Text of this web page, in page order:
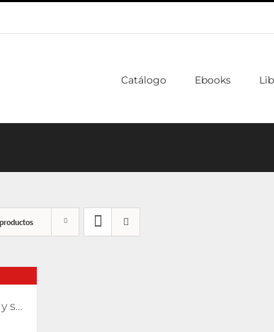
Catálogo Ebooks
La invención del sí mismo. Poder, ética y subjetivación